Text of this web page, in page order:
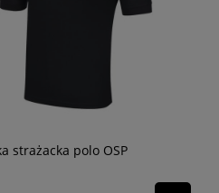
strażacka polo OSP